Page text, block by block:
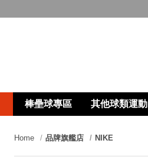
棒壘球專區 其他球類運動
Home 品牌旗艦店 NIKE